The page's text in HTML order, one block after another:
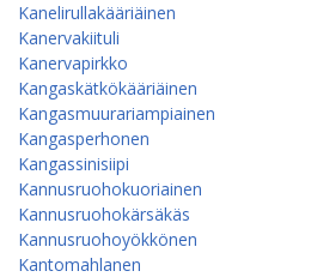
Kanelirullakääriäinen
Kanervakiituli
Kanervapirkko
Kangaskätkökääriäinen
Kangasmuurariampiainen
Kangasperhonen
Kangassinisiipi
Kannusruohokuoriainen
Kannusruohokärsäkäs
Kannusruohoyökkönen
Kantomahlanen